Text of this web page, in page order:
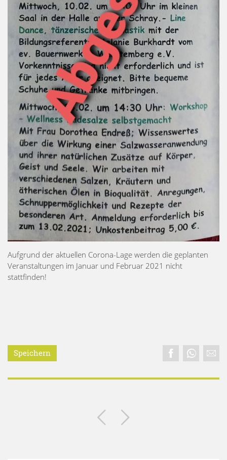
Aufgrund der aktuellen Corona-Lage werden die geplanten
Veranstaltungen im Januar und Februar 2021 nicht
stattfinden!
Speichern